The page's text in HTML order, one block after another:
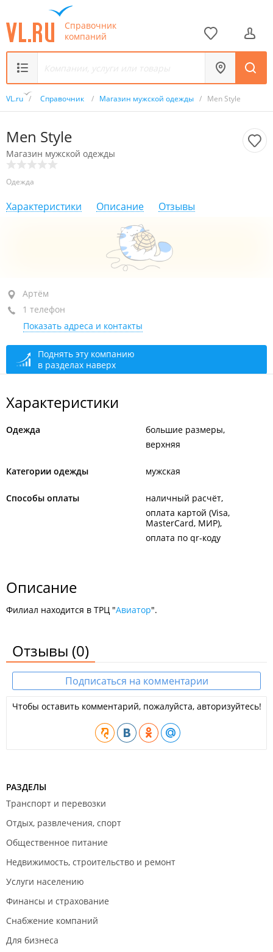
Справочник
компаний
VL.ru / Справочник / Магазин мужской одежды / Men Style
Men Style
Магазин мужской одежды
Одежда
Характеристики Описание Отзывы
Артём, ул. Фрунзе, 32А
ТРЦ "Авиатор", 4-й этаж, бут. 428
+7 914 715-33-00
закрыто, откроется в 10:00
Артём
1 телефон
Показать адреса и контакты
Поднять эту компанию
в разделах наверх
Характеристики
Одежда
большие размеры
верхняя
Категории одежды мужская
Способы оплаты
наличный расчёт
оплата картой (Visa,
MasterCard, МИР)
оплата по qr-коду
Описание
Филиал находится в ТРЦ "Авиатор".
Отзывы (0)
Подписаться на комментарии
Чтобы оставить комментарий, пожалуйста, авторизуйтесь!
РАЗДЕЛЫ
Транспорт и перевозки
Отдых, развлечения, спорт
Общественное питание
Недвижимость, строительство и ремонт
Услуги населению
Финансы и страхование
Снабжение компаний
Для бизнеса